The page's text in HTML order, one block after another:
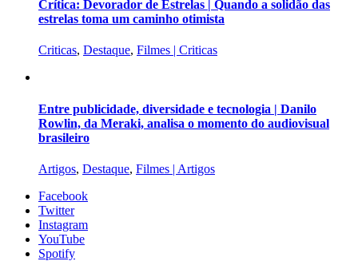
Crítica: Devorador de Estrelas | Quando a solidão das
estrelas toma um caminho otimista
Criticas, Destaque, Filmes | Criticas
Entre publicidade, diversidade e tecnologia | Danilo
Rowlin, da Meraki, analisa o momento do audiovisual
brasileiro
Artigos, Destaque, Filmes | Artigos
Facebook
Twitter
Instagram
YouTube
Spotify